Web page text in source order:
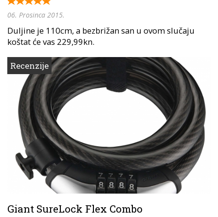
06. Prosinca 2015.
Duljine je 110cm, a bezbrižan san u ovom slučaju
koštat će vas 229,99kn.
Recenzije
Giant SureLock Flex Combo